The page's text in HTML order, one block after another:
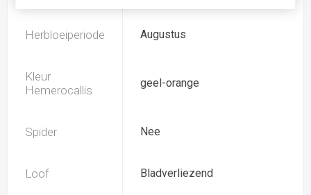
Herbloeiperiode Augustus
Kleur
Hemerocallis
geel-orange
Spider Nee
Loof Bladverliezend